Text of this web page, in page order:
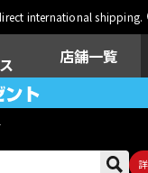
international shipping.
店舗一覧